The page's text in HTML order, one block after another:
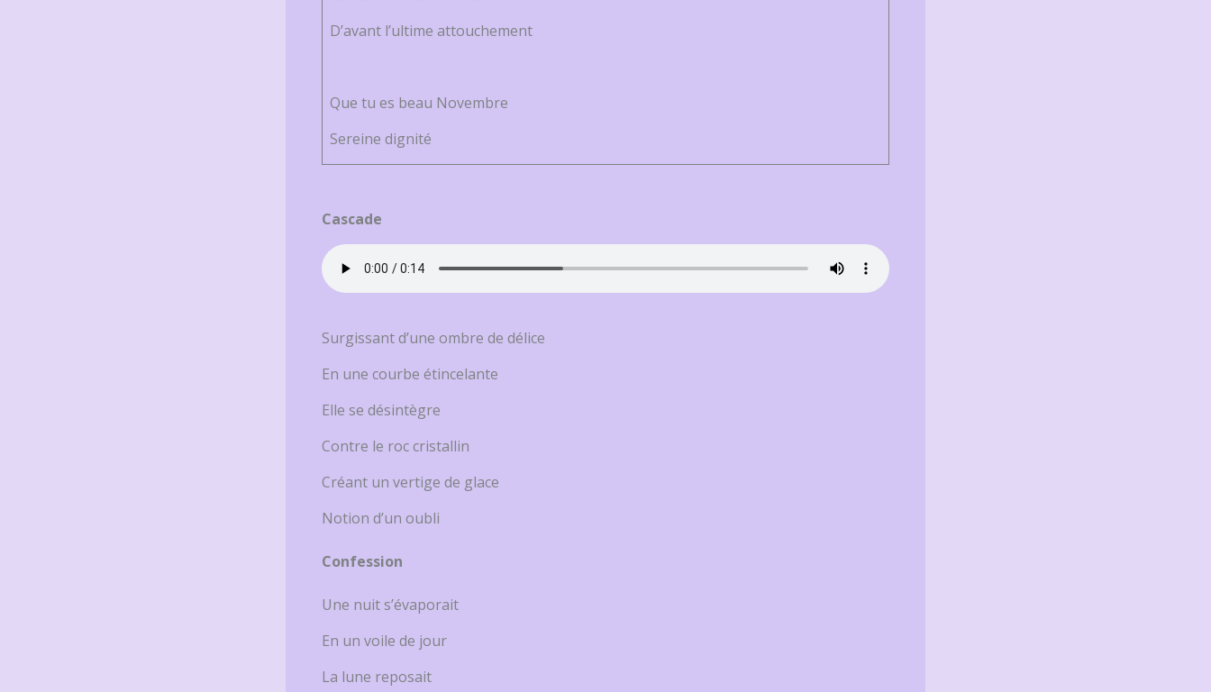
D’avant l’ultime attouchement
Que tu es beau Novembre
Sereine dignité
Cascade
Surgissant d’une ombre de délice
En une courbe étincelante
Elle se désintègre
Contre le roc cristallin
Créant un vertige de glace
Notion d’un oubli
Confession
Une nuit s’évaporait
En un voile de jour
La lune reposait